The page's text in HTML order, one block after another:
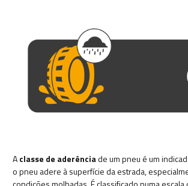
Aclasse de aderênciade um pneu é um
o pneu adere à superfície da estrada,